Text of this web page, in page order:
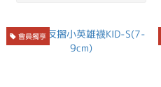
會員獨享